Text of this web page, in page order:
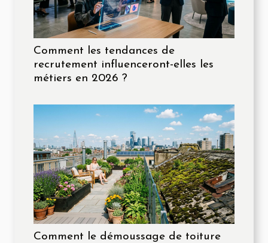
Comment les tendances de
recrutement influenceront-elles les
métiers en 2026 ?
Comment le démoussage de toiture